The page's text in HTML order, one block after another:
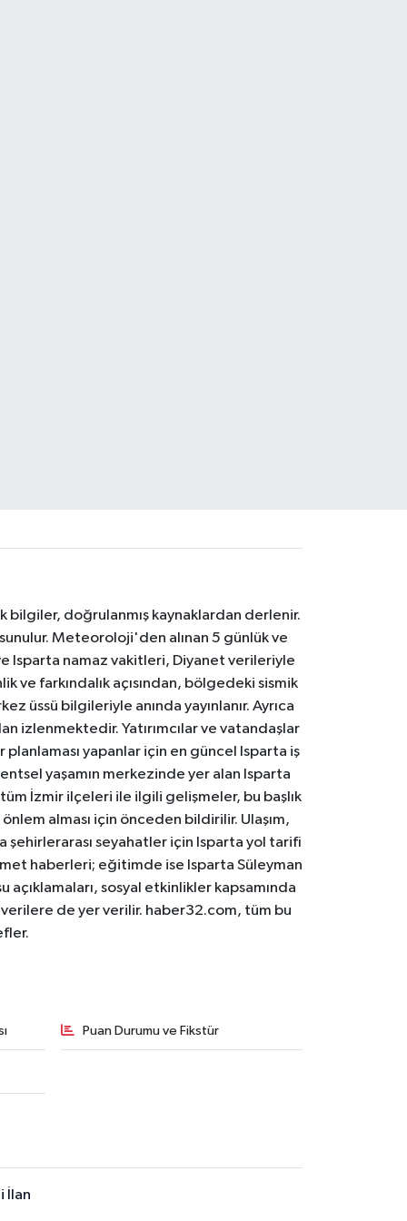
bilgiler, doğrulanmış kaynaklardan derlenir.
Meteoroloji'den alınan 5 günlük ve
Isparta namaz vakitleri, Diyanet verileriyle
ve farkındalık açısından, bölgedeki sismik
üssü bilgileriyle anında yayınlanır. Ayrıca
izlenmektedir. Yatırımcılar ve vatandaşlar
planlaması yapanlar için en güncel Isparta iş
yaşamın merkezinde yer alan Isparta
tüm İzmir ilçeleri ile ilgili gelişmeler, bu başlık
alması için önceden bildirilir. Ulaşım,
şehirlerarası seyahatler için Isparta yol tarifi
haberleri; eğitimde ise Isparta Süleyman
sosyal etkinlikler kapsamında
de yer verilir. haber32.com, tüm bu
Puan Durumu ve Fikstür
İlan